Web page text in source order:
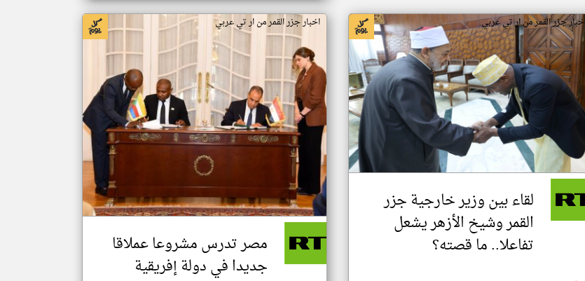
جزر القمر من ار تي عربي
لقاء بين وزير خارجية جزر
القمر وشيخ الأزهر يشعل
تفاعلا.. ما قصته؟
اخبار جزر القمر من ار تي عربي
مصر تدرس مشروعا عملاقا
جديدا في دولة إفريقية